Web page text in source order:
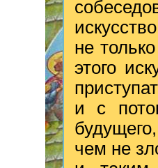
не
этого
и с
чем не